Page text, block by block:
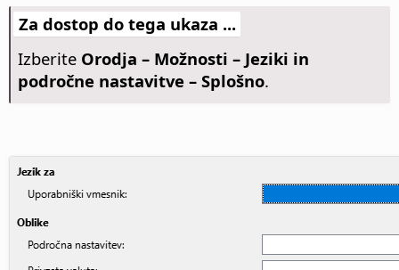
Za dostop do tega ukaza ...
Izberite Orodja – Možnosti – Jeziki in
področne nastavitve – Splošno.